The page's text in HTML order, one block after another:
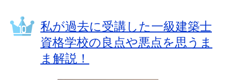
私が過去に受講した一級建築士
資格学校の良点や悪点を思うま
ま解説！